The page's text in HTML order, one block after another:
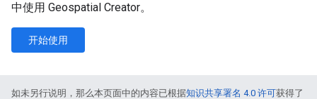
中使用 Geospatial Creator。
开始使用
如未另行说明，那么本页面中的内容已根据知识共享署名 4.0 许可获得了